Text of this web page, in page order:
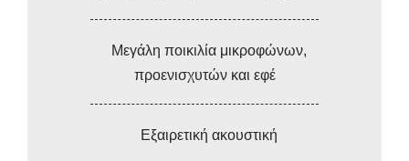
Μεγάλη ποικιλία μικροφώνων,
προενισχυτών και εφέ
Εξαιρετική ακουστική